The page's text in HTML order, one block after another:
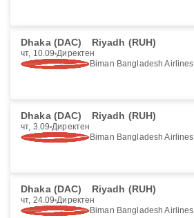
Dhaka (DAC) Riyadh (RUH)
чт, 10.09 Директен
Biman Bangladesh Airlines
Dhaka (DAC) Riyadh (RUH)
чт, 3.09 Директен
Biman Bangladesh Airlines
Dhaka (DAC) Riyadh (RUH)
чт, 24.09 Директен
Biman Bangladesh Airlines